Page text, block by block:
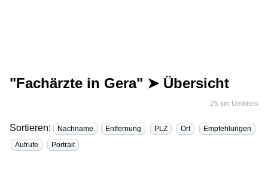
"Fachärzte in Gera" ➤ Übersicht
25 km Umkreis
Sortieren: Nachname Entfernung PLZ Ort
Empfehlungen
Aufrufe
Portrait